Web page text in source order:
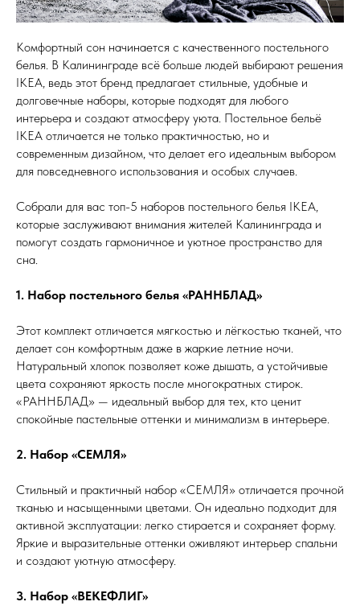
Комфортный сон начинается с качественного постельного
белья. В Калининграде всё больше людей выбирают решения
IKEA, ведь этот бренд предлагает стильные, удобные и
долговечные наборы, которые подходят для любого
интерьера и создают атмосферу уюта. Постельное бельё
IKEA отличается не только практичностью, но и
современным дизайном, что делает его идеальным выбором
для повседневного использования и особых случаев.
Собрали для вас топ-5 наборов постельного белья IKEA,
которые заслуживают внимания жителей Калининграда и
помогут создать гармоничное и уютное пространство для
сна.
1. Набор постельного белья «РАННБЛАД»
Этот комплект отличается мягкостью и лёгкостью тканей, что
делает сон комфортным даже в жаркие летние ночи.
Натуральный хлопок позволяет коже дышать, а устойчивые
цвета сохраняют яркость после многократных стирок.
«РАННБЛАД» — идеальный выбор для тех, кто ценит
спокойные пастельные оттенки и минимализм в интерьере.
2. Набор «СЕМЛЯ»
Стильный и практичный набор «СЕМЛЯ» отличается прочной
тканью и насыщенными цветами. Он идеально подходит для
активной эксплуатации: легко стирается и сохраняет форму.
Яркие и выразительные оттенки оживляют интерьер спальни
и создают уютную атмосферу.
3. Набор «ВЕКЕФЛИГ»